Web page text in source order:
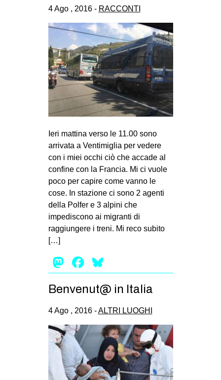
4 Ago , 2016 - RACCONTI
Ieri mattina verso le 11.00 sono
arrivata a Ventimiglia per vedere
con i miei occhi ciò che accade al
confine con la Francia. Mi ci vuole
poco per capire come vanno le
cose. In stazione ci sono 2 agenti
della Polfer e 3 alpini che
impediscono ai migranti di
raggiungere i treni. Mi reco subito
[…]
Mastodon
Facebook
Benvenut@ in Italia
4 Ago , 2016 -ALTRI LUOGHI